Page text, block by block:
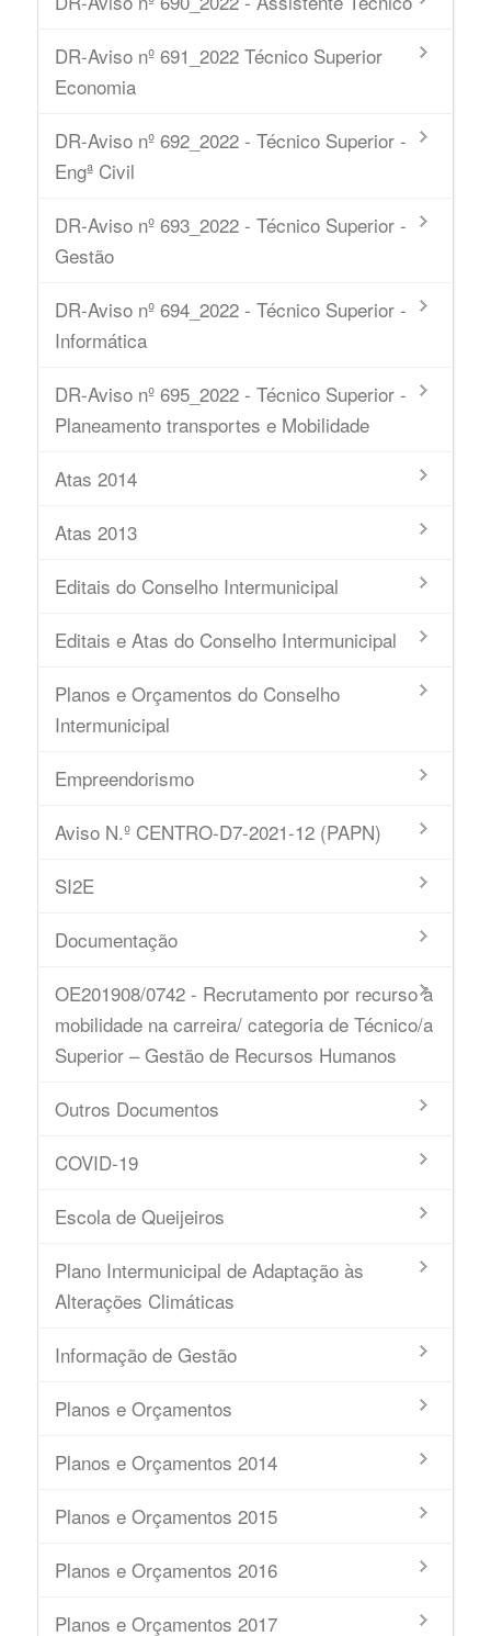
DR-Aviso nº 691_2022 Técnico Superior
Economia
DR-Aviso nº 692_2022 - Técnico Superior -
Engª Civil
DR-Aviso nº 693_2022 - Técnico Superior -
Gestão
DR-Aviso nº 694_2022 - Técnico Superior -
Informática
DR-Aviso nº 695_2022 - Técnico Superior -
Planeamento transportes e Mobilidade
Atas 2014
Atas 2013
Editais do Conselho Intermunicipal
Editais e Atas do Conselho Intermunicipal
Planos e Orçamentos do Conselho
Intermunicipal
Empreendorismo
Aviso N.º CENTRO-D7-2021-12 (PAPN)
SI2E
Documentação
OE201908/0742 - Recrutamento por recurso à
mobilidade na carreira/ categoria de Técnico/a
Superior – Gestão de Recursos Humanos
Outros Documentos
COVID-19
Escola de Queijeiros
Plano Intermunicipal de Adaptação às
Alterações Climáticas
Informação de Gestão
Planos e Orçamentos
Planos e Orçamentos 2014
Planos e Orçamentos 2015
Planos e Orçamentos 2016
Planos e Orçamentos 2017